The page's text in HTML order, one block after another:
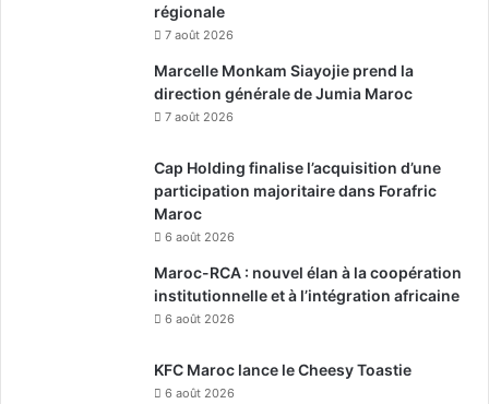
régionale
7 août 2026
Marcelle Monkam Siayojie prend la
direction générale de Jumia Maroc
7 août 2026
Cap Holding finalise l’acquisition d’une
participation majoritaire dans Forafric
Maroc
6 août 2026
Maroc-RCA : nouvel élan à la coopération
institutionnelle et à l’intégration africaine
6 août 2026
KFC Maroc lance le Cheesy Toastie
6 août 2026